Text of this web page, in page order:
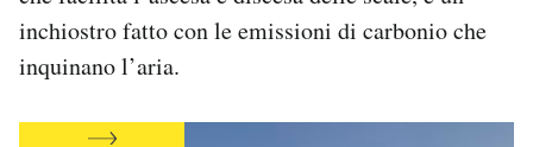
inchiostro fatto con le emissioni di carbonio che
inquinano l’aria.